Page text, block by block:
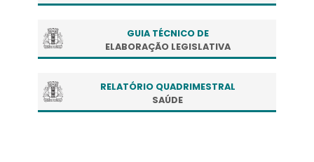
GUIA TÉCNICO DE
ELABORAÇÃO LEGISLATIVA
RELATÓRIO QUADRIMESTRAL
SAÚDE